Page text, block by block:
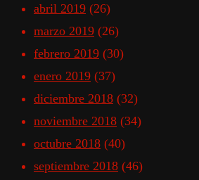
abril 2019 (26)
marzo 2019 (26)
febrero 2019 (30)
enero 2019 (37)
diciembre 2018 (32)
noviembre 2018 (34)
octubre 2018 (40)
septiembre 2018 (46)